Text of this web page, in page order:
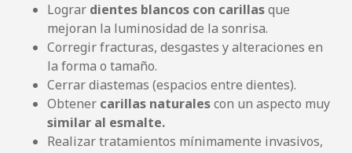
Lograr dientes blancos con carillasque
mejoran la luminosidad de la sonrisa.
Corregir fracturas, desgastes y alteraciones en
la forma o tamaño.
Cerrar diastemas (espacios entre dientes).
Obtener carillas naturalescon un aspecto muy
similar al esmalte.
Realizar tratamientos mínimamente invasivos,